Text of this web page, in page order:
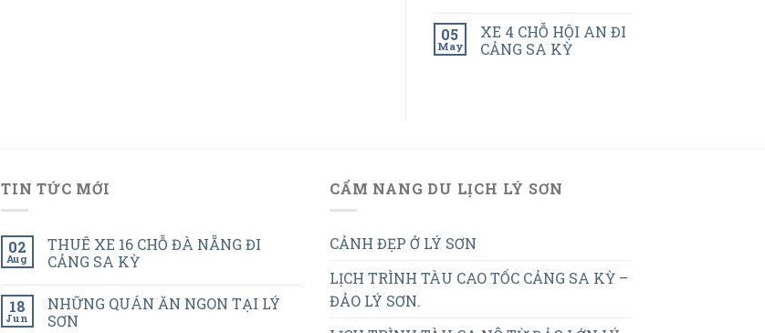
05
May
XE 4 CHỖ HỘI AN ĐI
CẢNG SA KỲ
TIN TỨC MỚI
02
Aug
THUÊ XE 16 CHỖ ĐÀ NẴNG ĐI
CẢNG SA KỲ
18
Jun
NHỮNG QUÁN ĂN NGON TẠI LÝ
SƠN
CẨM NANG DU LỊCH LÝ SƠN
CẢNH ĐẸP Ở LÝ SƠN
LỊCH TRÌNH TÀU CAO TỐC CẢNG SA KỲ –
ĐẢO LÝ SƠN.